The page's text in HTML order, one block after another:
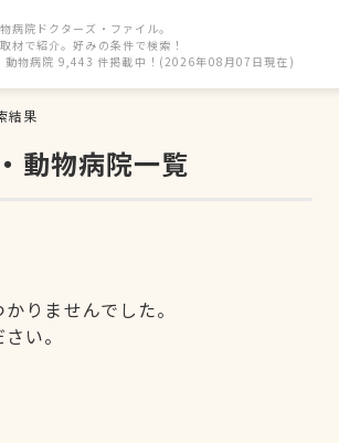
病院ドクターズ・ファイル。
材で紹介。好みの条件で検索！
動物病院 9,443 件掲載中！(2026年08月07日現在)
結果
動物病院一覧
りませんでした。
い。